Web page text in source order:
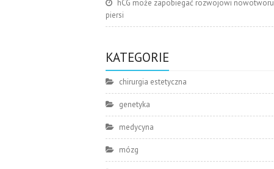
hCG może zapobiegać rozwojowi nowotworu
piersi
KATEGORIE
chirurgia estetyczna
genetyka
medycyna
mózg